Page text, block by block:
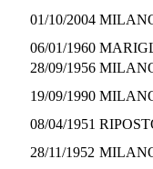
01/10/2004
06/01/1960
28/09/1956
19/09/1990
08/04/1951
28/11/1952